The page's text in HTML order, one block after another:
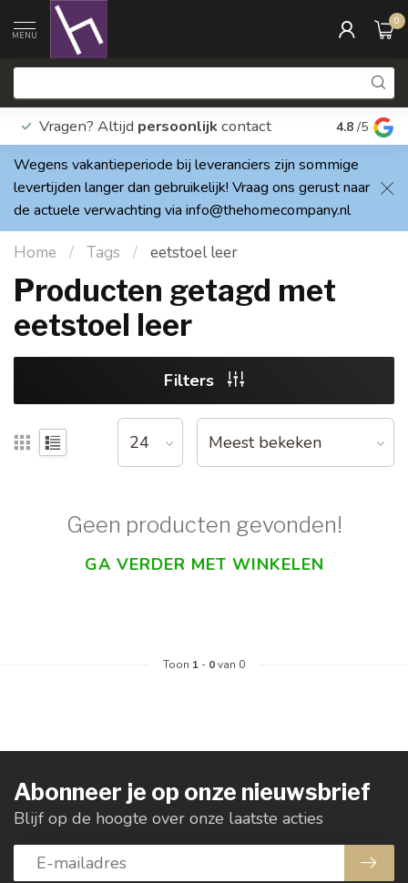
MENU
0
Vragen? Altijd persoonlijk contact Elke dag
4.8 /5
Wegens vakantieperiode bij leveranciers zijn sommige
levertijden langer dan gebruikelijk! Vraag ons gerust naar
de actuele verwachting via info@thehomecompany.nl
Home / Tags / eetstoel leer
Producten getagd met
eetstoel leer
Filters
Geen producten gevonden!
GA VERDER MET WINKELEN
Toon 1 - 0van 0
Abonneer je op onze nieuwsbrief
Blijf op de hoogte over onze laatste acties